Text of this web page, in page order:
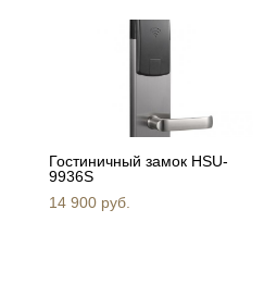
Гостиничный замок HSU-
9936S
14 900 pуб.